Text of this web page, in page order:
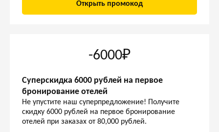
Открыть промокод
-6000₽
Суперскидка 6000 рублей на первое
бронирование отелей
Не упустите наш суперпредложение! Получите
скидку 6000 рублей на первое бронирование
отелей при заказах от 80,000 рублей.